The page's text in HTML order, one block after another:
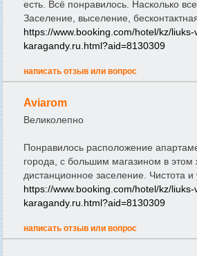
есть. Всё понравилось. Насколько
Заселение, выселение,
https://www.booking.com/hotel/kz/
karagandy.ru.html?aid=8130309
написать отзыв или вопрос
Aviarom
Великолепно
Понравилось расположение
города, с большим магазином в
дистанционное заселение. Чистота и
https://www.booking.com/hotel/kz/
karagandy.ru.html?aid=8130309
написать отзыв или вопрос